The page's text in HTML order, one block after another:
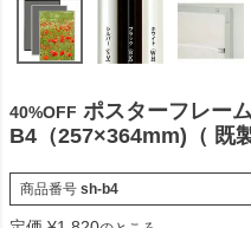
40%OFF ポスターフレ
B4（257×364mm)（ 既
商品番号 sh-b4